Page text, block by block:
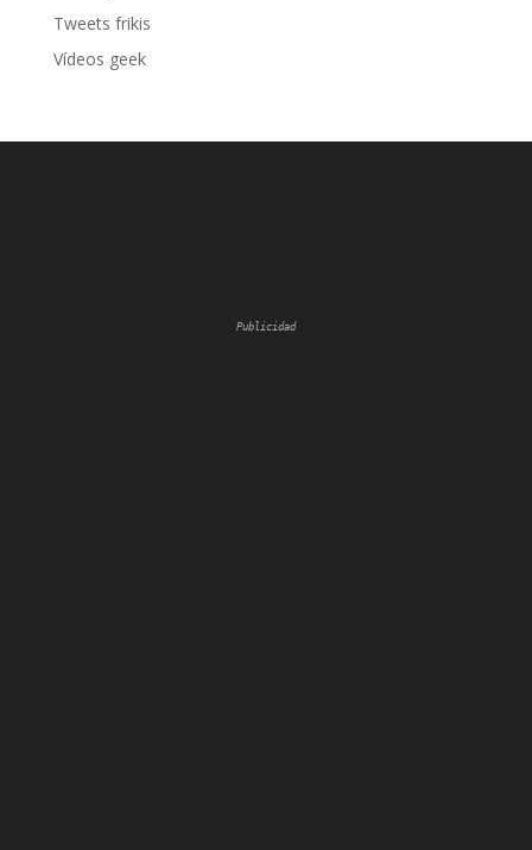
Tweets frikis
Vídeos geek
Publicidad